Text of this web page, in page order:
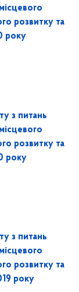
розвитку та
року
з питань
розвитку та
року
з питань
розвитку та
року